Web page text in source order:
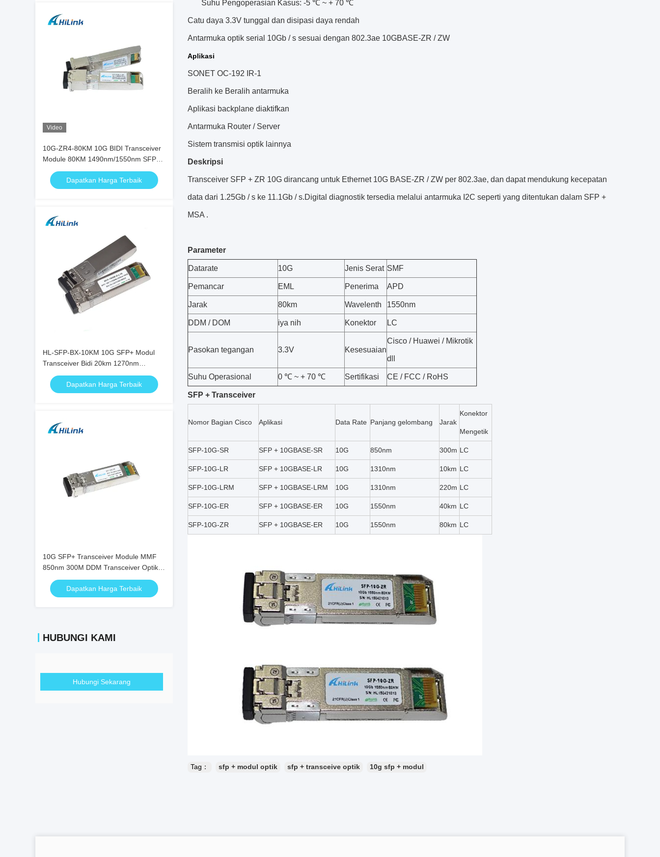
Video
10G-ZR4-80KM 10G BIDI Transceiver
Module 80KM 1490nm/1550nm SFP+
STM-64 WDM 8SFP+ SMF
Dapatkan Harga Terbaik
HL-SFP-BX-10KM 10G SFP+ Modul
Transceiver Bidi 20km 1270nm
1330nm LC Connector RoHS
Dapatkan Harga Terbaik
10G SFP+ Transceiver Module MMF
850nm 300M DDM Transceiver Optik
SFP-10G-SR
Dapatkan Harga Terbaik
HUBUNGI KAMI
Hubungi Sekarang
Suhu Pengoperasian Kasus: -5 ℃ ~ + 70 ℃
Catu daya 3.3V tunggal dan disipasi daya rendah
Antarmuka optik serial 10Gb / s sesuai dengan 802.3ae 10GBASE-ZR / ZW
Aplikasi
SONET OC-192 IR-1
Beralih ke Beralih antarmuka
Aplikasi backplane diaktifkan
Antarmuka Router / Server
Sistem transmisi optik lainnya
Deskripsi
Transceiver SFP + ZR 10G dirancang untuk Ethernet 10G BASE-ZR / ZW per 802.3ae, dan dapat mendukung kecepatan
data dari 1.25Gb / s ke 11.1Gb / s.Digital diagnostik tersedia melalui antarmuka I2C seperti yang ditentukan dalam SFP +
MSA .
Parameter
Datarate 10G Jenis Serat SMF
Pemancar EML Penerima APD
Jarak 80km Wavelenth 1550nm
DDM / DOM iya nih Konektor LC
Pasokan tegangan 3.3V Kesesuaian
Cisco / Huawei / Mikrotik
dll
Suhu Operasional 0 ℃ ~ + 70 ℃ Sertifikasi CE / FCC / RoHS
SFP + Transceiver
Nomor Bagian Cisco Aplikasi Data Rate Panjang gelombang Jarak
Konektor
Mengetik
SFP-10G-SR SFP + 10GBASE-SR 10G 850nm 300m LC
SFP-10G-LR SFP + 10GBASE-LR 10G 1310nm 10km LC
SFP-10G-LRM SFP + 10GBASE-LRM 10G 1310nm 220m LC
SFP-10G-ER SFP + 10GBASE-ER 10G 1550nm 40km LC
SFP-10G-ZR SFP + 10GBASE-ER 10G 1550nm 80km LC
Tag： sfp + modul optik sfp + transceive optik 10g sfp + modul